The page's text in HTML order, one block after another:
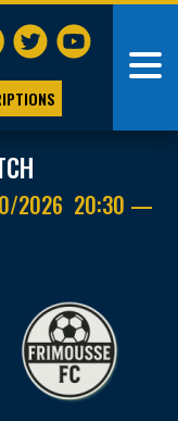
10/2026 20:30 —